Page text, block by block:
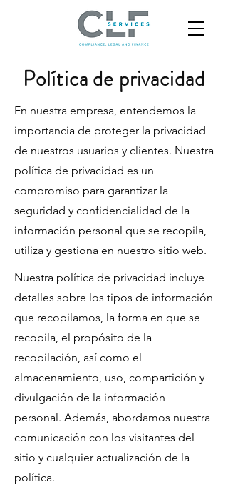
Política de privacidad
En nuestra empresa, entendemos la
importancia de proteger la privacidad
de nuestros usuarios y clientes. Nuestra
política de privacidad es un
compromiso para garantizar la
seguridad y confidencialidad de la
información personal que se recopila,
utiliza y gestiona en nuestro sitio web.
Nuestra política de privacidad incluye
detalles sobre los tipos de información
que recopilamos, la forma en que se
recopila, el propósito de la
recopilación, así como el
almacenamiento, uso, compartición y
divulgación de la información
personal. Además, abordamos nuestra
comunicación con los visitantes del
sitio y cualquier actualización de la
política.